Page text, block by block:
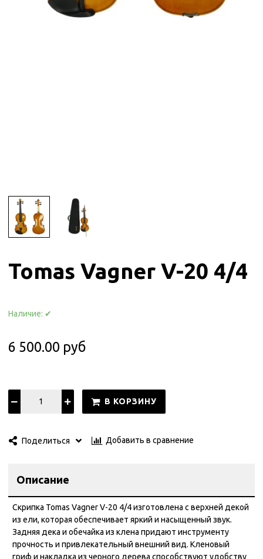
Tomas Vagner V-20 4/4
Наличие: ✔
6 500.00 руб
В КОРЗИНУ
Поделиться Добавить в сравнение
Описание
Скрипка Tomas Vagner V-20 4/4 изготовлена с верхней декой
из ели, которая обеспечивает яркий и насыщенный звук.
Задняя дека и обечайка из клена придают инструменту
прочность и привлекательный внешний вид. Кленовый
гриф и накладка из черного дерева способствуют удобству